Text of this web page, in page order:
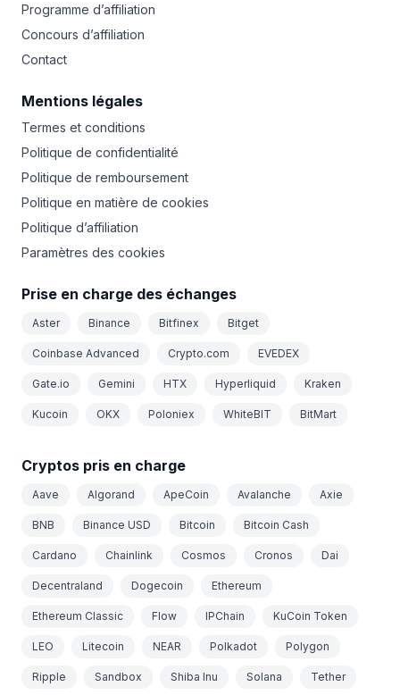
Programme d’affiliation
Concours d’affiliation
Contact
Mentions légales
Termes et conditions
Politique de confidentialité
Politique de remboursement
Politique en matière de cookies
Politique d’affiliation
Paramètres des cookies
Prise en charge des échanges
Aster Binance Bitfinex Bitget
Coinbase Advanced Crypto.com EVEDEX
Gate.io Gemini HTX Hyperliquid Kraken
Kucoin OKX Poloniex WhiteBIT BitMart
Cryptos pris en charge
Aave Algorand ApeCoin Avalanche Axie
BNB Binance USD Bitcoin Bitcoin Cash
Cardano Chainlink Cosmos Cronos Dai
Decentraland Dogecoin Ethereum
Ethereum Classic Flow IPChain KuCoin Token
LEO Litecoin NEAR Polkadot Polygon
Ripple Sandbox Shiba Inu Solana Tether